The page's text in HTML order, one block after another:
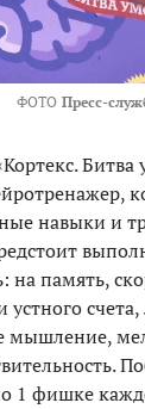
ФОТО Пресс-
навыки и
на память,
счета,
мышление,
1 фишке